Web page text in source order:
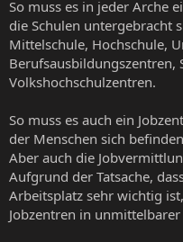
So muss es in jeder Arche
die Schulen untergebracht
Mittelschule, Hochschule,
Berufsausbildungszentren,
Volkshochschulzentren.
So muss es auch ein
der Menschen sich
Aber auch die
Aufgrund der Tatsache,
Arbeitsplatz sehr wichtig
Jobzentren in